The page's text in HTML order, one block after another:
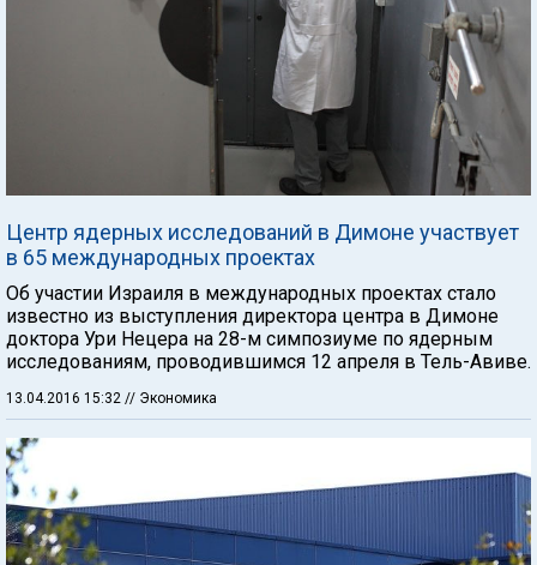
Центр ядерных исследований в Димоне участвует
в 65 международных проектах
Об участии Израиля в международных проектах стало
известно из выступления директора центра в Димоне
доктора Ури Нецера на 28-м симпозиуме по ядерным
исследованиям, проводившимся 12 апреля в Тель-Авиве.
13.04.2016 15:32 // Экономика